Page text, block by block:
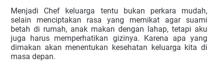
Menjadi Chef keluarga tentu bukan perkara mudah,
selain menciptakan rasa yang memikat agar suami
betah di rumah, anak makan dengan lahap, tetapi aku
juga harus memperhatikan gizinya. Karena apa yang
dimakan akan menentukan kesehatan keluarga kita di
masa depan.